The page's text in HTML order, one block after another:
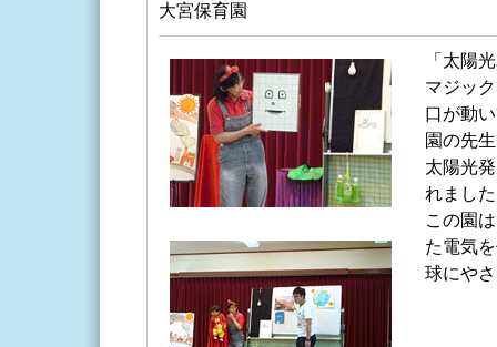
大宮保育園
「太陽
マジッ
口が動
園の先
太陽光
れまし
この園
た電気
球にや